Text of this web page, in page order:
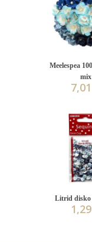
Meelespea
mix
Litrid disko